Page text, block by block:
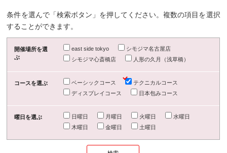
条件を選んで「検索ボタン」を押してください。複数の項目を選択
することができます。
開催場所を選
ぶ
east side tokyo
シモジマ名古屋店
シモジマ心斎橋店
人形の久月（浅草橋）
コースを選ぶ ベーシックコース
テクニカルコース
ディスプレイコース
日本包みコース
曜日を選ぶ 日曜日 月曜日 火曜日
水曜日
木曜日
金曜日 土曜日